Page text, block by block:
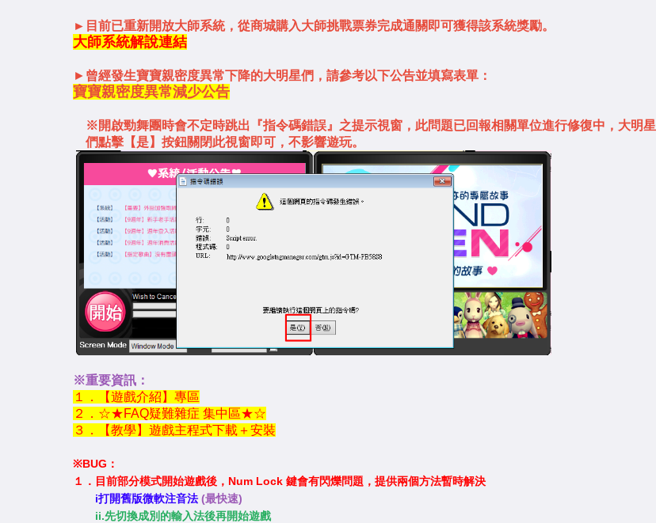
►目前已重新開放大師系統，從商城購入大師挑戰票券完成通關即可獲得該系統獎勵。
大師系統解說連結
► 曾經發生寶寶親密度異常下降的大明星們，請參考以下公告並填寫表單：
寶寶親密度異常減少公告
※開啟勁舞團時會不定時跳出『指令碼錯誤』之提示視窗，此問題已回報相關單位進行修復中，大明星
們點擊【是】按鈕關閉此視窗即可，不影響遊玩。
※重要資訊：
１．【遊戲介紹】專區
２．☆★FAQ疑難雜症 集中區★☆
３．【教學】遊戲主程式下載＋安裝
※BUG：
１．目前部分模式開始遊戲後，Num Lock 鍵會有閃爍問題，提供兩個方法暫時解決
i打開舊版微軟注音法 (最快速)
ii.先切換成別的輸入法後再開始遊戲